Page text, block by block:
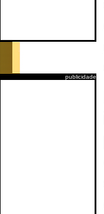
publicidade